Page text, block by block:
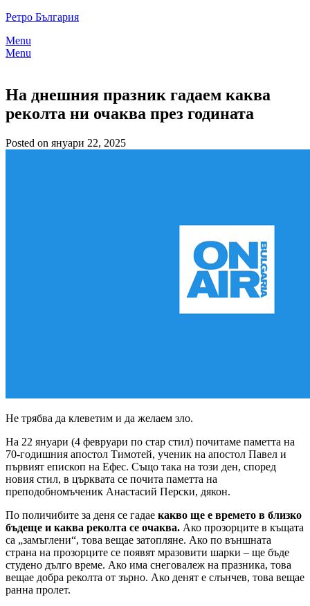
Skip
content
Ретро България
Menu
Menu
На днешния празник гадаем каква
реколта ни очаква през годината
Posted on януари 22, 2025
Не трябва да клеветим и да желаем зло.
На 22 януари (4 февруари по стар стил) почитаме паметта на
70-годишния апостол Тимотей, ученик на апостол Павел и
първият епископ на Ефес. Също така на този ден, според
новия стил, в църквата се почита паметта на
преподобномъченик Анастасий Перски, дякон.
По поличибите за деня се гадае какво ще е времето в близко
бъдеще и каква реколта се очаква. Ако прозорците в къщата
са „замъглени“, това вещае затопляне. Ако по външната
страна на прозорците се появят мразовити шарки – ще бъде
студено дълго време. Ако има снеговалеж на празника, това
вещае добра реколта от зърно. Ако денят е слънчев, това вещае
ранна пролет.